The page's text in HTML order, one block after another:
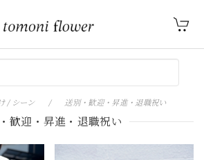
/ シーン 送別・歓迎・昇進・退職祝い
歓迎・昇進・退職祝い